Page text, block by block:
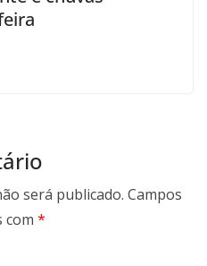
será publicado. Campos
com *